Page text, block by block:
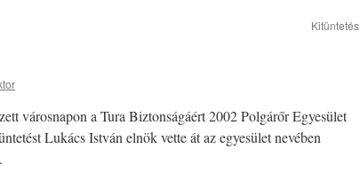
Kitüntetés
városnapon a Tura Biztonságáért 2002 Polgárőr Egyesület
Lukács István elnök vette át az egyesület nevében